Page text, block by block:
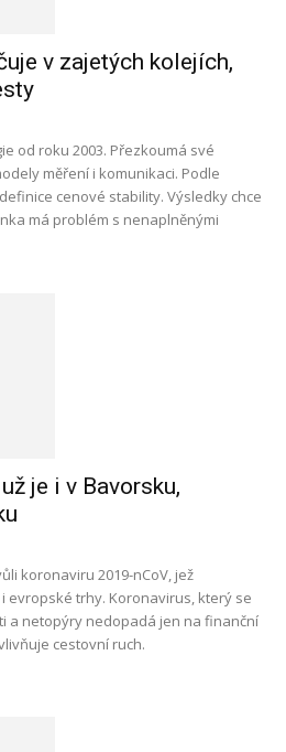
v zajetých kolejích,
od roku 2003. Přezkoumá své
měření i komunikaci. Podle
cenové stability. Výsledky chce
má problém s nenaplněnými
je i v Bavorsku,
koronaviru 2019-nCoV, jež
evropské trhy. Koronavirus, který se
a netopýry nedopadá jen na finanční
cestovní ruch.